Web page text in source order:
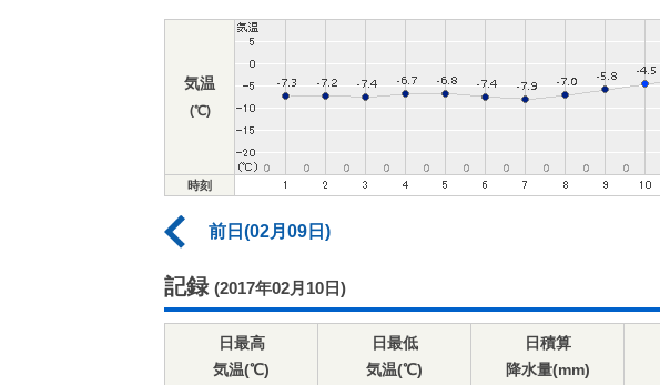
気温
(℃)
時刻
前日(02月09日)
記録 (2017年02月10日)
日最高
気温(℃)
日最低
気温(℃)
日積算
降水量(mm)